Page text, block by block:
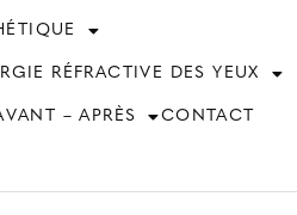
RÉFRACTIVE DES YEUX
– APRÈS CONTACT